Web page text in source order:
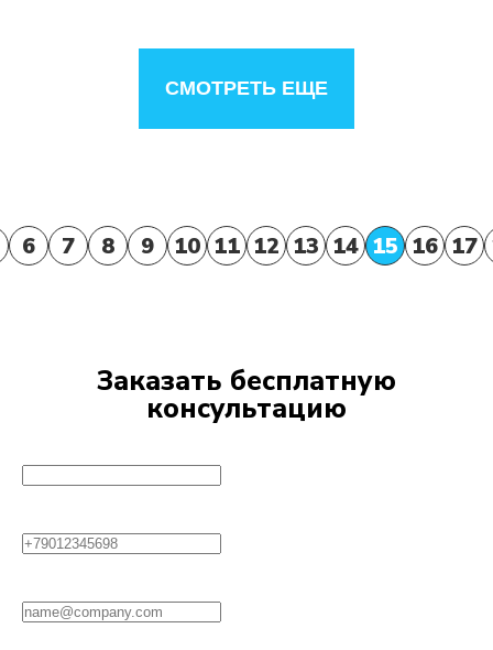
СМОТРЕТЬ ЕЩЕ
6 7 8 9 10 11 12 13 14 15 16 17
Заказать бесплатную
консультацию